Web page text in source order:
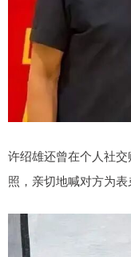
许绍雄还曾在个人社
照，亲切地喊对方为表